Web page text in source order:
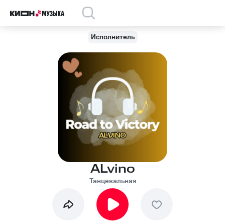
Исполнитель
ALvino
Танцевальная